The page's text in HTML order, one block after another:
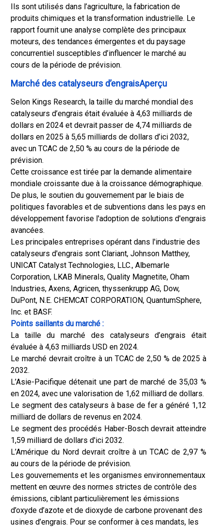
Ils sont utilisés dans l’agriculture, la fabrication de
produits chimiques et la transformation industrielle. Le
rapport fournit une analyse complète des principaux
moteurs, des tendances émergentes et du paysage
concurrentiel susceptibles d’influencer le marché au
cours de la période de prévision.
Marché des catalyseurs d’engraisAperçu
Selon Kings Research, la taille du marché mondial des
catalyseurs d’engrais était évaluée à 4,63 milliards de
dollars en 2024 et devrait passer de 4,74 milliards de
dollars en 2025 à 5,65 milliards de dollars d’ici 2032,
avec un TCAC de 2,50 % au cours de la période de
prévision.
Cette croissance est tirée par la demande alimentaire
mondiale croissante due à la croissance démographique.
De plus, le soutien du gouvernement par le biais de
politiques favorables et de subventions dans les pays en
développement favorise l'adoption de solutions d'engrais
avancées.
Les principales entreprises opérant dans l'industrie des
catalyseurs d'engrais sont Clariant, Johnson Matthey,
UNICAT Catalyst Technologies, LLC., Albemarle
Corporation, LKAB Minerals, Quality Magnetite, Oham
Industries, Axens, Agricen, thyssenkrupp AG, Dow,
DuPont, N.E. CHEMCAT CORPORATION, QuantumSphere,
Inc. et BASF.
Points saillants du marché :
La taille du marché des catalyseurs d’engrais était
évaluée à 4,63 milliards USD en 2024.
Le marché devrait croître à un TCAC de 2,50 % de 2025 à
2032.
L’Asie-Pacifique détenait une part de marché de 35,03 %
en 2024, avec une valorisation de 1,62 milliard de dollars.
Le segment des catalyseurs à base de fer a généré 1,12
milliard de dollars de revenus en 2024.
Le segment des procédés Haber-Bosch devrait atteindre
1,59 milliard de dollars d'ici 2032.
L’Amérique du Nord devrait croître à un TCAC de 2,97 %
au cours de la période de prévision.
Les gouvernements et les organismes environnementaux
mettent en œuvre des normes strictes de contrôle des
émissions, ciblant particulièrement les émissions
d’oxyde d’azote et de dioxyde de carbone provenant des
usines d’engrais. Pour se conformer à ces mandats, les